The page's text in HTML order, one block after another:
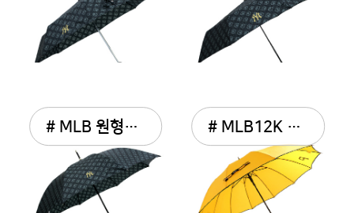
# MLB 원형로고패턴 70 장... # MLB12K 바이어스 장우산